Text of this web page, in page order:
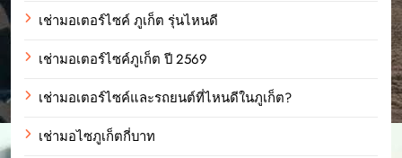
เช่ามอเตอร์ไซค์ ภูเก็ต รุ่นไหนดี
เช่ามอเตอร์ไซค์ภูเก็ต ปี 2569
เช่ามอเตอร์ไซค์และรถยนต์ที่ไหนดีในภูเก็ต?
เช่ามอไซภูเก็ตกี่บาท